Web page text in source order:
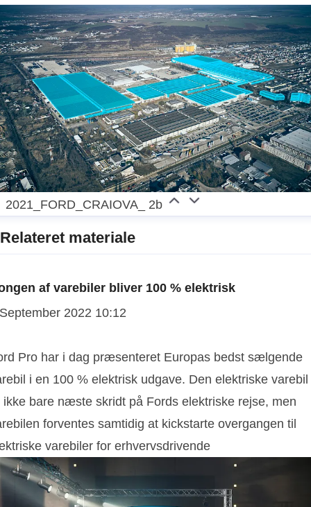
included. In addition to Ford Motor Credit Company,
Ford Europe operations include Ford Customer
Service Division and 14 manufacturing facilities (10
wholly owned facilities and four unconsolidated joint
venture facilities). The first Ford cars were shipped
to Europe in 1903 – the same year Ford Motor
Company was founded. European production
started in 1911.
2021_FORD_CRAIOVA_ 2b
Relateret materiale
af varebiler bliver 100 % elektrisk
2022 10:12
Pro har i dag præsenteret Europas bedst sælgende
i en 100 % elektrisk udgave. Den elektriske varebil
ikke bare næste skridt på Fords elektriske rejse, men
forventes samtidig at kickstarte overgangen til
varebiler for erhvervsdrivende